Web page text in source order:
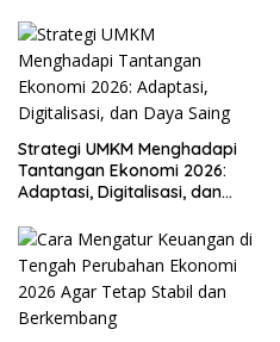
Strategi UMKM Menghadapi
Tantangan Ekonomi 2026:
Adaptasi, Digitalisasi, dan